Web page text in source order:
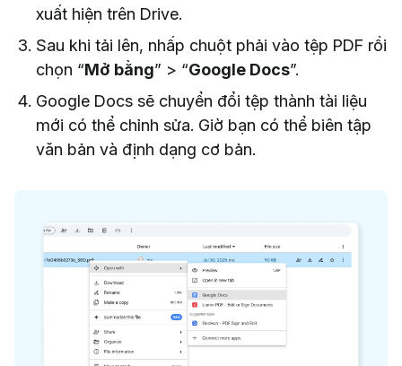
xuất hiện trên Drive.
Sau khi tải lên, nhấp chuột phải vào tệp PDF rồi
chọn “Mở bằng” > “Google Docs”.
Google Docs sẽ chuyển đổi tệp thành tài liệu
mới có thể chỉnh sửa. Giờ bạn có thể biên tập
văn bản và định dạng cơ bản.